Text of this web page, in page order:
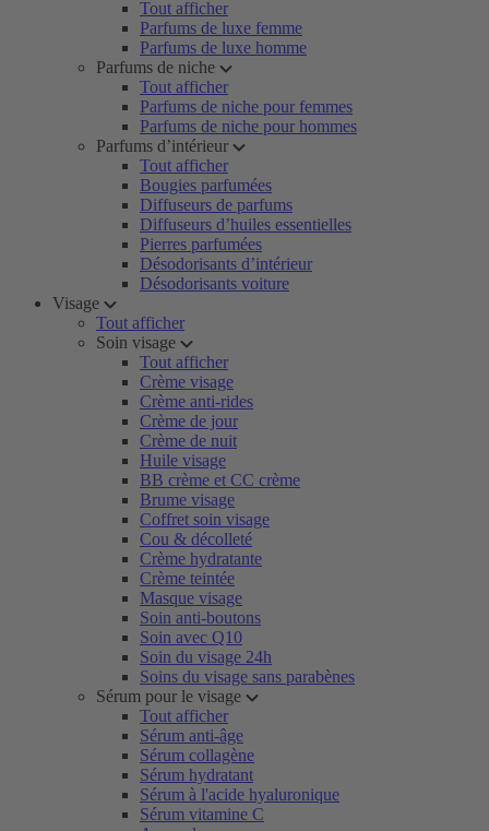
Tout afficher
Parfums de luxe femme
Parfums de luxe homme
Parfums de niche
Tout afficher
Parfums de niche pour femmes
Parfums de niche pour hommes
Parfums d’intérieur
Tout afficher
Bougies parfumées
Diffuseurs de parfums
Diffuseurs d’huiles essentielles
Pierres parfumées
Désodorisants d’intérieur
Désodorisants voiture
Visage
Tout afficher
Soin visage
Tout afficher
Crème visage
Crème anti-rides
Crème de jour
Crème de nuit
Huile visage
BB crème et CC crème
Brume visage
Coffret soin visage
Cou & décolleté
Crème hydratante
Crème teintée
Masque visage
Soin anti-boutons
Soin avec Q10
Soin du visage 24h
Soins du visage sans parabènes
Sérum pour le visage
Tout afficher
Sérum anti-âge
Sérum collagène
Sérum hydratant
Sérum à l'acide hyaluronique
Sérum vitamine C